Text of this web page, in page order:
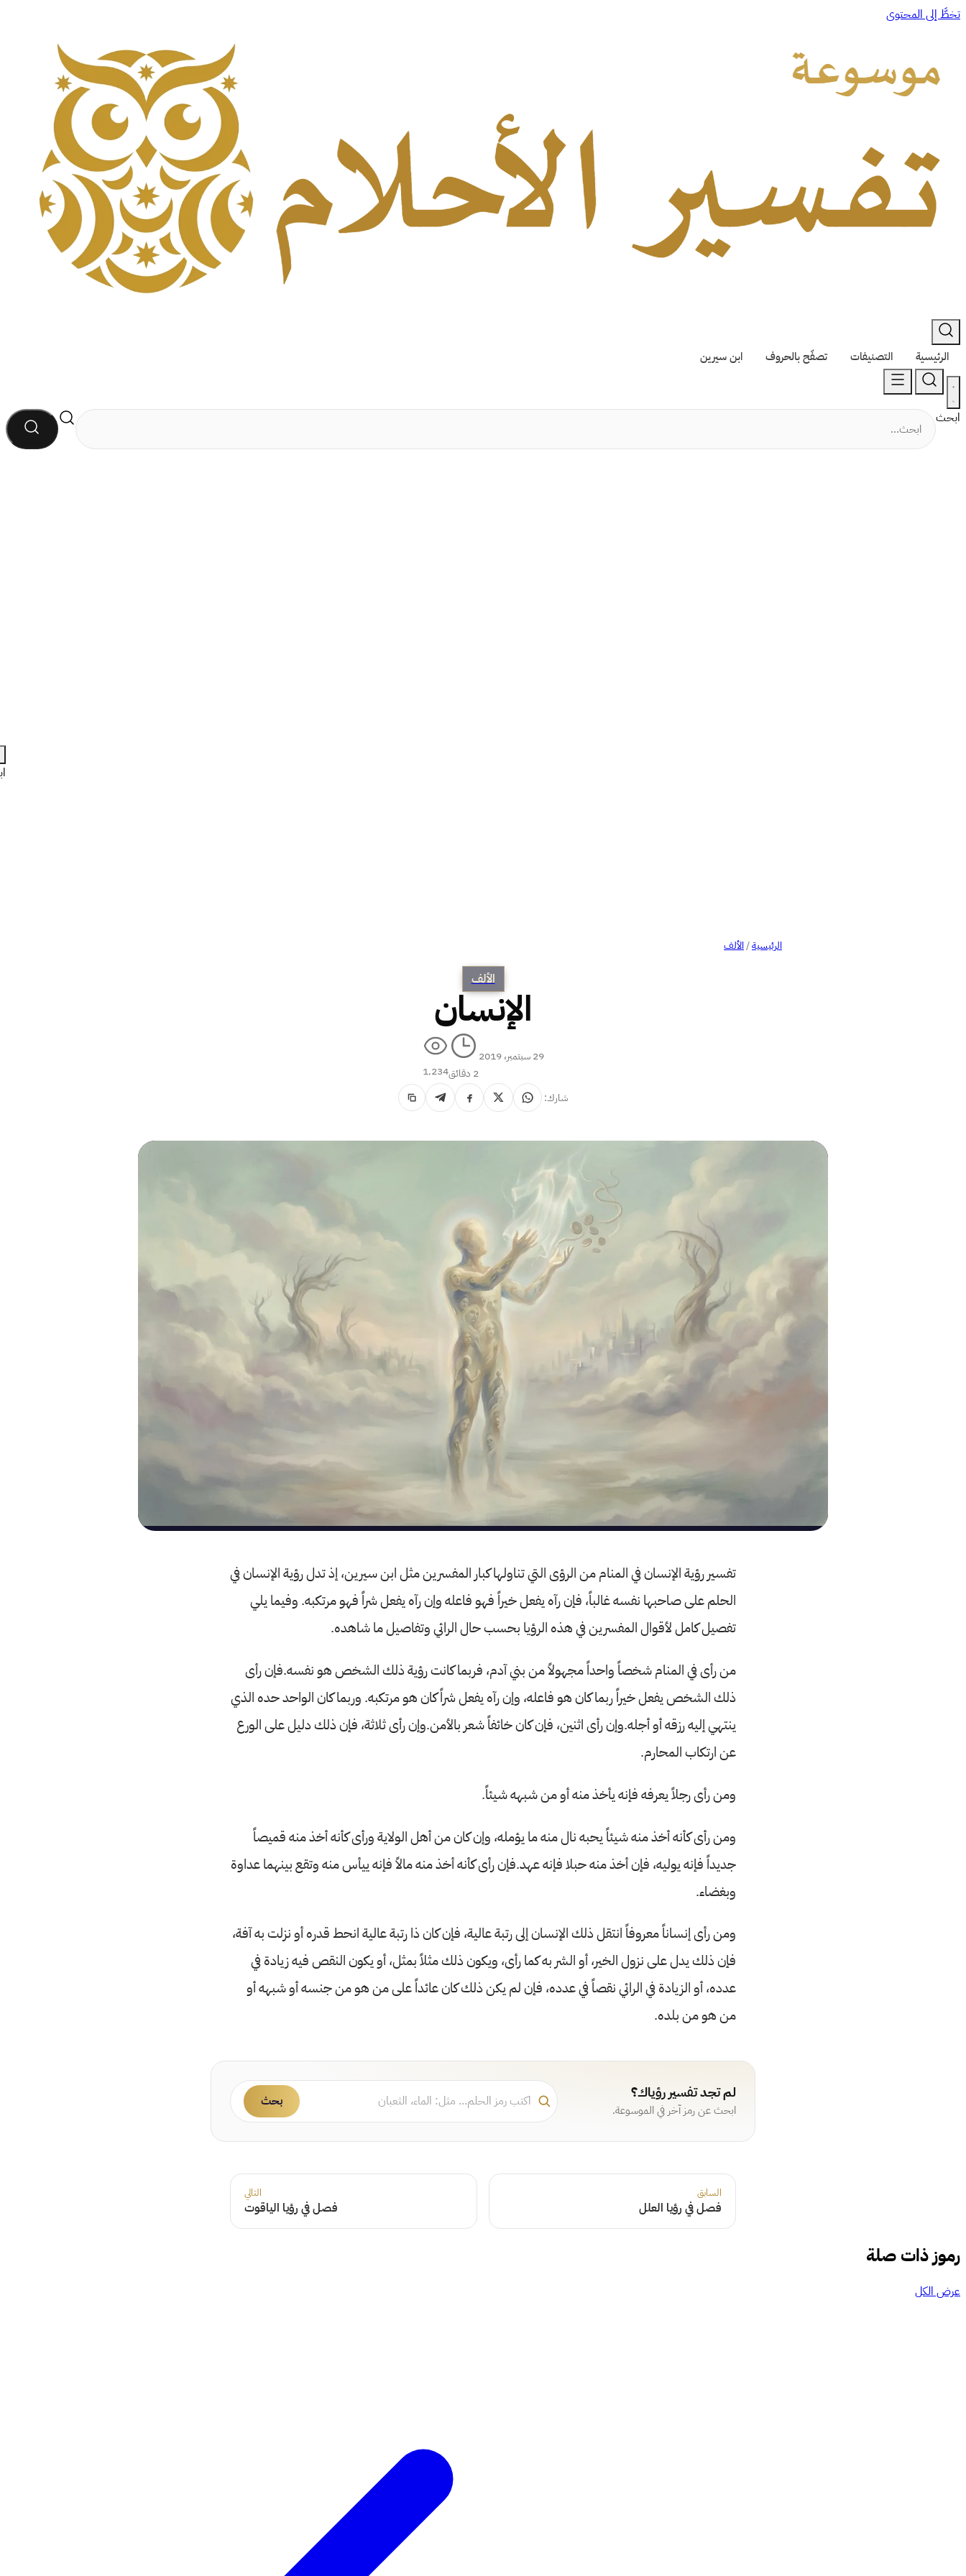
تخطَّ إلى المحتوى
الرئيسية التصنيفات تصفّح بالحروف ابن سيرين
ابحث
الرئيسية/الألف
الألف
الإنسان
29 سبتمبر، 2019
2 دقائق
1٬234
شارك:
تفسير رؤية الإنسان في المنام من الرؤى التي تناولها كبار المفسرين مثل ابن سيرين، إذ تدل رؤية الإنسان في
الحلم على صاحبها نفسه غالباً، فإن رآه يفعل خيراً فهو فاعله وإن رآه يفعل شراً فهو مرتكبه. وفيما يلي
تفصيل كامل لأقوال المفسرين في هذه الرؤيا بحسب حال الرائي وتفاصيل ما شاهده.
من رأى في المنام شخصاً واحداً مجهولاً من بني آدم، فربما كانت رؤية ذلك الشخص هو نفسه.فإن رأى
ذلك الشخص يفعل خيراً ربما كان هو فاعله، وإن رآه يفعل شراً كان هو مرتكبه. وربما كان الواحد حده الذي
ينتهي إليه رزقه أو أجله.وإن رأى اثنين، فإن كان خائفاً شعر بالأمن.وإن رأى ثلاثة، فإن ذلك دليل على الورع
عن ارتكاب المحارم.
ومن رأى رجلاً يعرفه فإنه يأخذ منه أو من شبهه شيئاً.
ومن رأى كأنه أخذ منه شيئاً يحبه نال منه ما يؤمله، وإن كان من أهل الولاية ورأى كأنه أخذ منه قميصاً
جديداً فإنه يوليه، فإن أخذ منه حبلا فإنه عهد.فإن رأى كأنه أخذ منه مالاً فإنه ييأس منه وتقع بينهما عداوة
وبغضاء.
ومن رأى إنساناً معروفاً انتقل ذلك الإنسان إلى رتبة عالية، فإن كان ذا رتبة عالية انحط قدره أو نزلت به آفة،
فإن ذلك يدل على نزول الخير، أو الشر به كما رأى، ويكون ذلك مثلاً بمثل، أو يكون النقص فيه زيادة في
عدده، أو الزيادة في الرائي نقصاً في عدده، فإن لم يكن ذلك كان عائداً على من هو من جنسه أو شبهه أو
من هو من بلده.
لم تجد تفسير رؤياك؟
ابحث عن رمز آخر في الموسوعة.
بحث
السابق
فصل في رؤيا العلل
التالي
فصل في رؤيا الياقوت
رموز ذات صلة
عرض الكل